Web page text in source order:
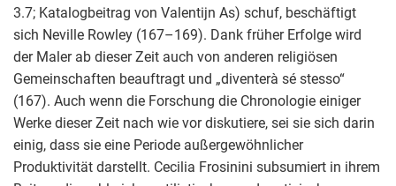
3.7; Katalogbeitrag von Valentijn As) schuf, beschäftigt
sich Neville Rowley (167–169). Dank früher Erfolge wird
der Maler ab dieser Zeit auch von anderen religiösen
Gemeinschaften beauftragt und „diventerà sé stesso“
(167). Auch wenn die Forschung die Chronologie einiger
Werke dieser Zeit nach wie vor diskutiere, sei sie sich darin
einig, dass sie eine Periode außergewöhnlicher
Produktivität darstellt. Cecilia Frosinini subsumiert in ihrem